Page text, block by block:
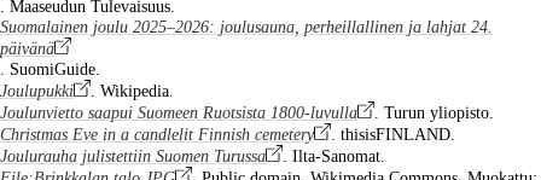
. Maaseudun Tulevaisuus.
Suomalainen joulu 2025–2026: joulusauna, perheillallinen ja lahjat 24.
päivänä
. SuomiGuide.
Joulupukki
. Wikipedia.
Joulunvietto saapui Suomeen Ruotsista 1800-luvulla
. Turun yliopisto.
Christmas Eve in a candlelit Finnish cemetery
. thisisFINLAND.
Joulurauha julistettiin Suomen Turussa
. Ilta-Sanomat.